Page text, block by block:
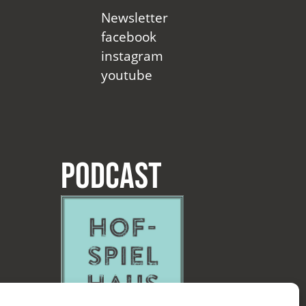
Newsletter
facebook
instagram
youtube
Podcast